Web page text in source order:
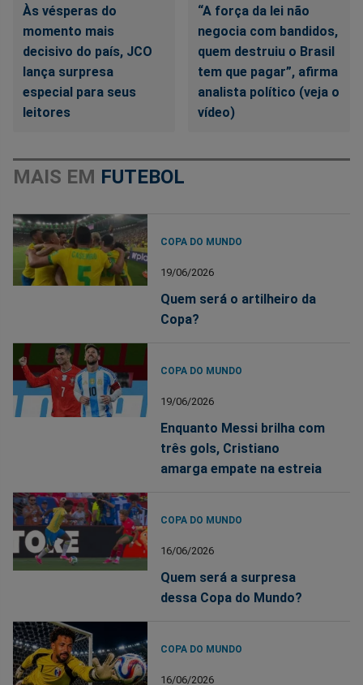
Às vésperas do
momento mais
decisivo do país, JCO
lança surpresa
especial para seus
leitores
“A força da lei não
negocia com bandidos,
quem destruiu o Brasil
tem que pagar”, afirma
analista político (veja o
vídeo)
MAIS EM FUTEBOL
COPA DO MUNDO
19/06/2026
Quem será o artilheiro da
Copa?
COPA DO MUNDO
19/06/2026
Enquanto Messi brilha com
três gols, Cristiano
amarga empate na estreia
COPA DO MUNDO
16/06/2026
Quem será a surpresa
dessa Copa do Mundo?
COPA DO MUNDO
16/06/2026